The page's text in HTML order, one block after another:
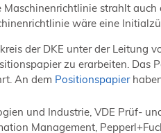
strahlt
wäre eine
der DKE unter der
zu erarbeiten.
An dem Positionspapier
und Industrie, VDE Prüf-
Management,